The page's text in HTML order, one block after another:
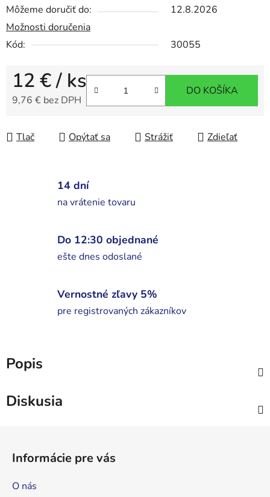
Môžeme doručiť do:
12.8.2026
Možnosti doručenia
Kód:
30055
12 €/ ks
9,76 € bez DPH
DO KOŠÍKA
Tlač Opýtať sa Strážiť Zdieľať
14 dní
na vrátenie tovaru
Do 12:30 objednané
ešte dnes odoslané
Vernostné zľavy 5%
pre registrovaných zákazníkov
Popis
Diskusia
Informácie pre vás
O nás